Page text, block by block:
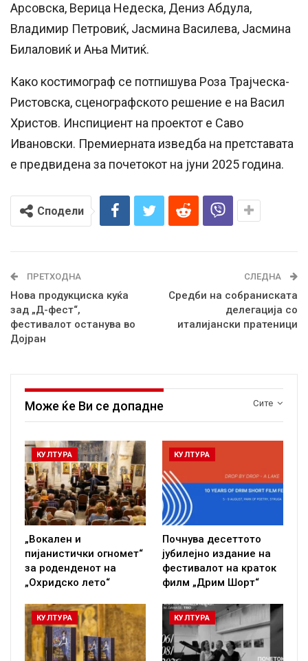
Арсовска, Верица Недеска, Дениз Абдула,
Владимир Петровиќ, Јасмина Василева, Јасмина
Билаловиќ и Ања Митиќ.
Како костимограф се потпишува Роза Трајческа-
Ристовска, сценографското решение е на Васил
Христов. Инспициент на проектот е Саво
Ивановски. Премиерната изведба на претставата
е предвидена за почетокот на јуни 2025 година.
Сподели
ПРЕТХОДНА
Нова продукциска куќа
зад „Д-фест“,
фестивалот останува во
Дојран
СЛЕДНА
Средби на собраниската
делегација со
италијански пратеници
Сите
Може ќе Ви се допадне
КУЛТУРА
„Вокален и
пијанистички огномет“
за роденденот на
„Охридско лето“
КУЛТУРА
Почнува десеттото
јубилејно издание на
фестивалот на краток
филм „Дрим Шорт“
КУЛТУРА КУЛТУРА